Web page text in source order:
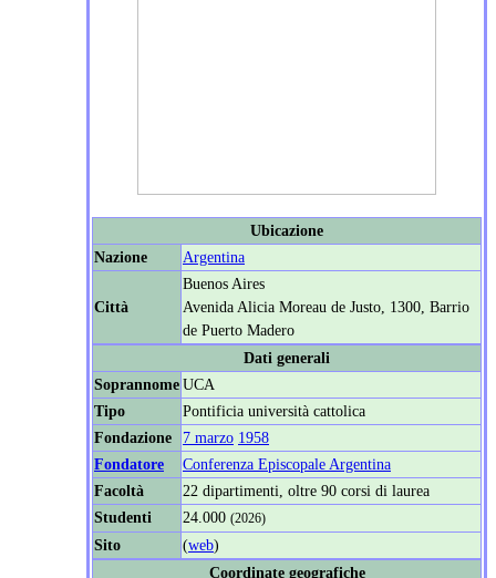
Ubicazione
Nazione
Argentina
Città
Buenos Aires
Avenida Alicia Moreau de Justo, 1300, Barrio
de Puerto Madero
Dati generali
SoprannomeUCA
Tipo
Pontificia università cattolica
Fondazione
7 marzo 1958
Fondatore
Conferenza Episcopale Argentina
Facoltà
22 dipartimenti, oltre 90 corsi di laurea
Studenti
24.000 (2026)
Sito (web)
Coordinate geografiche